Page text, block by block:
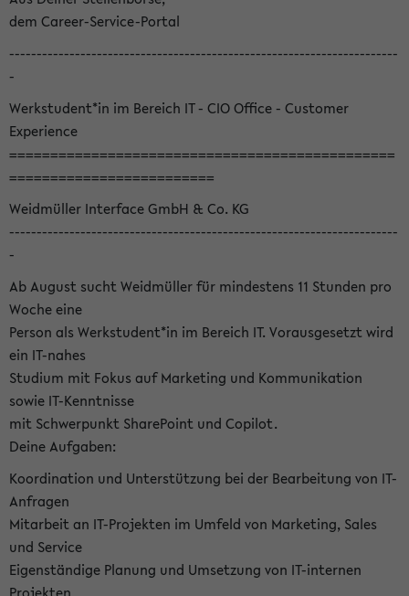
dem Career-Service-Portal
-----------------------------------------------------------------------
-
Werkstudent*in im Bereich IT - CIO Office - Customer
Experience
===============================================
=========================
Weidmüller Interface GmbH & Co. KG
-----------------------------------------------------------------------
-
Ab August sucht Weidmüller für mindestens 11 Stunden pro
Woche eine
Person als Werkstudent*in im Bereich IT. Vorausgesetzt wird
ein IT-nahes
Studium mit Fokus auf Marketing und Kommunikation
sowie IT-Kenntnisse
mit Schwerpunkt SharePoint und Copilot.
Deine Aufgaben:
Koordination und Unterstützung bei der Bearbeitung von IT-
Anfragen
Mitarbeit an IT-Projekten im Umfeld von Marketing, Sales
und Service
Eigenständige Planung und Umsetzung von IT-internen